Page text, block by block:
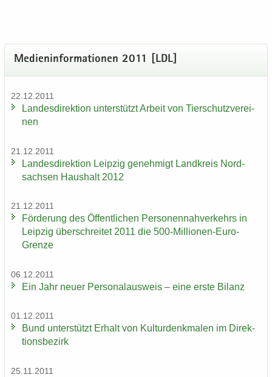
Me­di­en­in­for­ma­tio­nen 2011 [LDL]
22.12.2011
Lan­des­di­rek­ti­on un­ter­stützt Ar­beit von Tier­schutz­ver­ei­
nen
21.12.2011
Lan­des­di­rek­ti­on Leip­zig ge­neh­migt Land­kreis Nord­
sach­sen Haus­halt 2012
21.12.2011
För­de­rung des Öf­fent­li­chen Per­so­nen­nah­ver­kehrs in
Leip­zig über­schrei­tet 2011 die 500-​Millionen-Euro-
Grenze
06.12.2011
Ein Jahr neuer Per­so­nal­aus­weis – eine erste Bi­lanz
01.12.2011
Bund un­ter­stützt Er­halt von Kul­tur­denk­ma­len im Di­rek­
ti­ons­be­zirk
25.11.2011